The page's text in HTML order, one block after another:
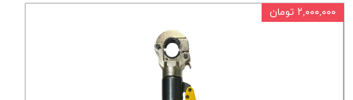
۲,۰۰۰,۰۰۰ تومان